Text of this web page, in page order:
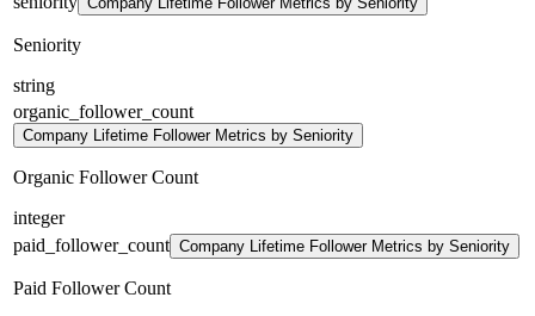
Seniority
string
organic_follower_count
Company Lifetime Follower Metrics by Seniority
Organic Follower Count
integer
paid_follower_count Company Lifetime Follower Metrics by Seniority
Paid Follower Count